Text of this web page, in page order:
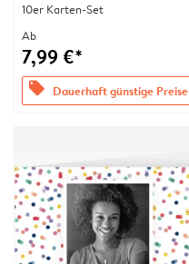
10er Karten-Set
Ab
7,99 €*
offers Dauerhaft günstige Preise